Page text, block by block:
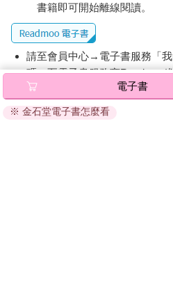
書籍即可開始離線閱讀。
請至會員中心→電子書服務「
碼』至電子書服務商Readmoo
退換貨須知：
因版權保護，您在金石堂所購
電子書
※ 金石堂電子書怎麼看